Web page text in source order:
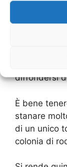
L’insieme
lo sviluppo
dimensioni
danni
persone,
diffondersi
È bene
stanare
di un unico
colonia di